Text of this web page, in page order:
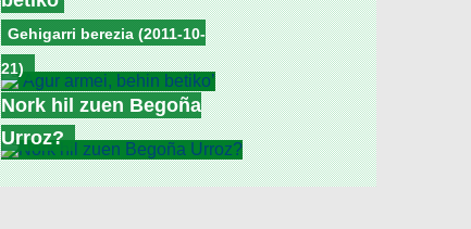
Gehigarri berezia (2011-10-
21)
Nork hil zuen Begoña
Urroz?